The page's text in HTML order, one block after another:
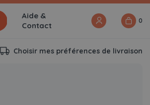
Aide &
Contact
0
Choisir mes préférences de livraison